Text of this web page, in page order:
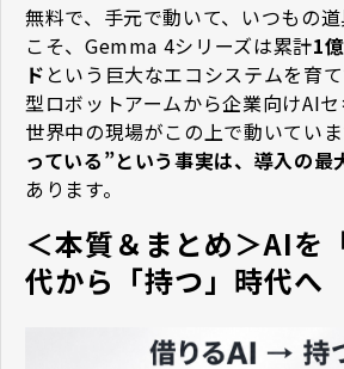
無料で、手元で動いて、いつもの
こそ、Gemma 4シリーズは累計1
ド という巨大なエコシステムを育
型ロボットアームから企業向けAIセ
世界中の現場がこの上で動いていま
っている”という事実は、導入の最
あります。
＜本質＆まとめ＞AIを
代から「持つ」時代へ